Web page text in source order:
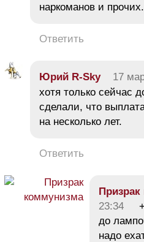
наркоманов и прочих.
Ответить
Юрий R-Sky 17
хотя только сейчас
сделали, что
на несколько лет.
Ответить
23:34
до
надо